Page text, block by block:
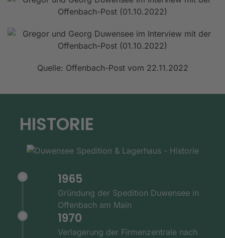
Quelle: Offenbach-Post vom 22.11.2022
HISTORIE
1965
Gründung der Spedition Duwensee in
Offenbach am Main
1970
Verlagerung der Firmenzentrale nach